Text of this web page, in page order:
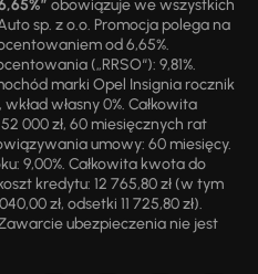
obowiązuje we wszystkich
sp. z o.o. Promocja polega na
od 6,65%.
(„RRSO“): 9,81%.
marki Opel Insignia rocznik
własny 0%. Całkowita
000 zł, 60 miesięcznych rat
umowy: 60 miesięcy.
9,00%. Całkowita kwota do
kredytu: 12 765,80 zł (w tym
zł, odsetki 11 725,80 zł).
ubezpieczenia nie jest